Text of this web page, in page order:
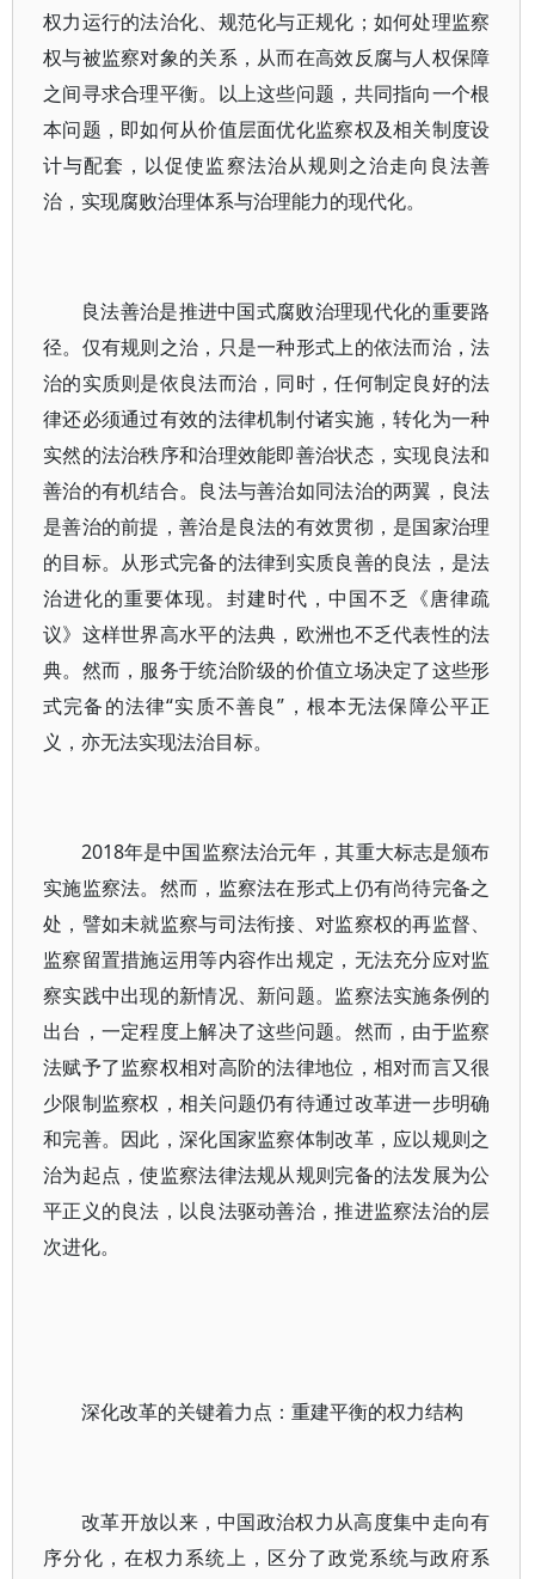
权力运行的法治化、规范化与正规化；如何处理监察
权与被监察对象的关系，从而在高效反腐与人权保障
之间寻求合理平衡。以上这些问题，共同指向一个根
本问题，即如何从价值层面优化监察权及相关制度设
计与配套，以促使监察法治从规则之治走向良法善
治，实现腐败治理体系与治理能力的现代化。
良法善治是推进中国式腐败治理现代化的重要路
径。仅有规则之治，只是一种形式上的依法而治，法
治的实质则是依良法而治，同时，任何制定良好的法
律还必须通过有效的法律机制付诸实施，转化为一种
实然的法治秩序和治理效能即善治状态，实现良法和
善治的有机结合。良法与善治如同法治的两翼，良法
是善治的前提，善治是良法的有效贯彻，是国家治理
的目标。从形式完备的法律到实质良善的良法，是法
治进化的重要体现。封建时代，中国不乏《唐律疏
议》这样世界高水平的法典，欧洲也不乏代表性的法
典。然而，服务于统治阶级的价值立场决定了这些形
式完备的法律“实质不善良”，根本无法保障公平正
义，亦无法实现法治目标。
2018年是中国监察法治元年，其重大标志是颁布
实施监察法。然而，监察法在形式上仍有尚待完备之
处，譬如未就监察与司法衔接、对监察权的再监督、
监察留置措施运用等内容作出规定，无法充分应对监
察实践中出现的新情况、新问题。监察法实施条例的
出台，一定程度上解决了这些问题。然而，由于监察
法赋予了监察权相对高阶的法律地位，相对而言又很
少限制监察权，相关问题仍有待通过改革进一步明确
和完善。因此，深化国家监察体制改革，应以规则之
治为起点，使监察法律法规从规则完备的法发展为公
平正义的良法，以良法驱动善治，推进监察法治的层
次进化。
深化改革的关键着力点：重建平衡的权力结构
改革开放以来，中国政治权力从高度集中走向有
序分化，在权力系统上，区分了政党系统与政府系